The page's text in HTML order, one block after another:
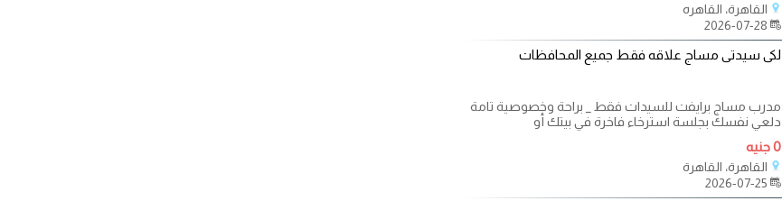
القاهرة، القاهره
لكى سيدتى مساج علاقه فقط جميع المحافظات
مدرب مساج برايفت للسيدات فقط _ براحة وخصوصية تامة
دلعي نفسك بجلسة استرخاء فاخرة في بيتك أو
0 جنيه
القاهرة، القاهرة